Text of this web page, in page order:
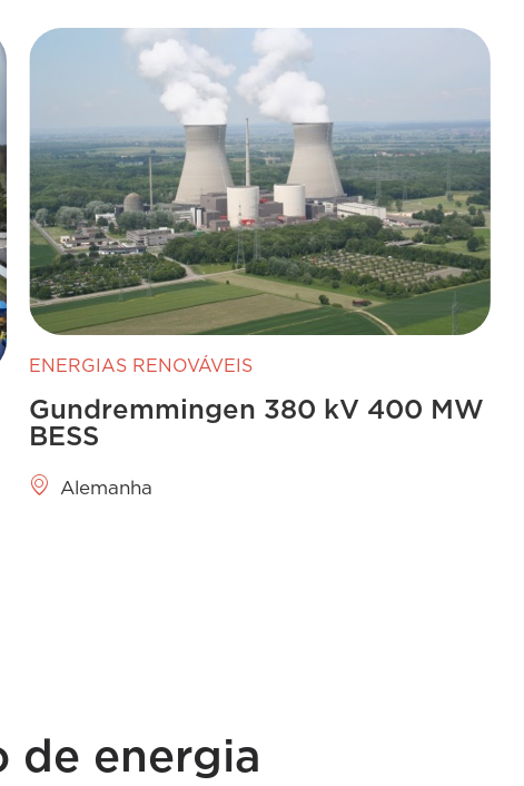
ENERGIAS RENOVÁVEIS
Gundremmingen 380 kV 400 MW
BESS
Alemanha
de energia